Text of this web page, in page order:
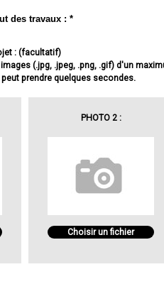
des travaux : *
: (facultatif)
(.jpg, .jpeg, .png, .gif) d'un
prendre quelques secondes.
PHOTO 2 :
Choisir un fichier